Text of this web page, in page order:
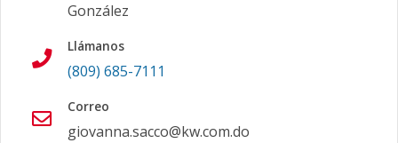
González
Llámanos
(809) 685-7111
Correo
giovanna.sacco@kw.com.do